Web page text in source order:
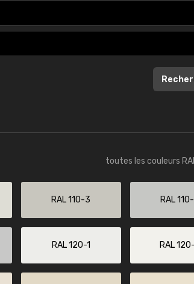
toutes les couleurs
RAL 110-3 RAL
RAL 120-1 RAL